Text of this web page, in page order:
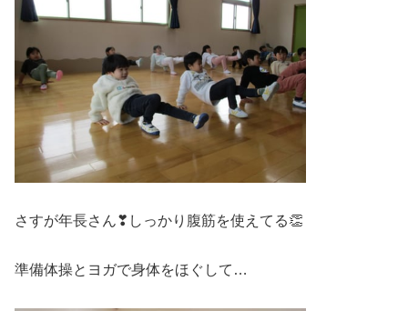
さすが年長さん❣しっかり腹筋を使えてる👏
準備体操とヨガで身体をほぐして…